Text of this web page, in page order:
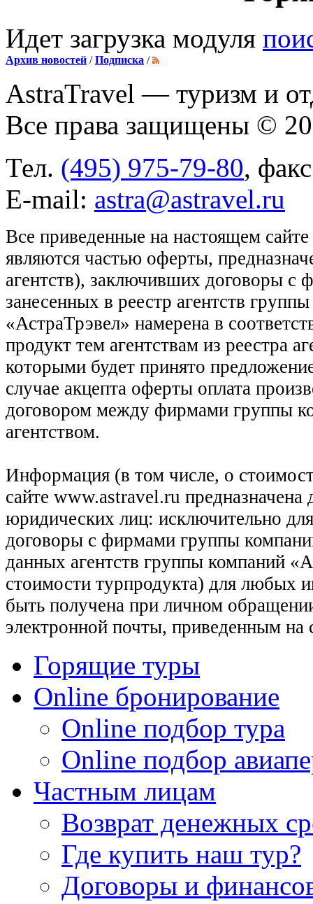
Идет загрузка модуля
Архив новостей /Подписка /
AstraTravel — туризм и
Все права защищены ©
Тел. (495) 975-79-80,
E-mail: astra@astravel.ru
Все приведенные на настоящем
являются частью оферты,
агентств), заключивших договоры
занесенных в реестр агентств
«АстраТрэвел» намерена в
продукт тем агентствам из реестра
которыми будет принято
случае акцепта оферты оплата
договором между фирмами группы
агентством.
Информация (в том числе, о
сайте www.astravel.ru предназначена
юридических лиц: исключительно
договоры с фирмами группы
данных агентств группы компаний
стоимости турпродукта) для любых
быть получена при личном
электронной почты, приведенным на
Горящие туры
Online бронирование
Online подбор тура
Online подбор
Частным лицам
Возврат денежных
Где купить наш тур?
Договоры и